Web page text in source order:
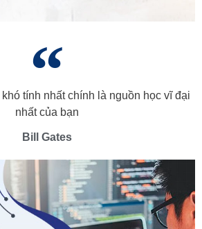
tính nhất chính là nguồn học vĩ đại
nhất của bạn
Bill Gates